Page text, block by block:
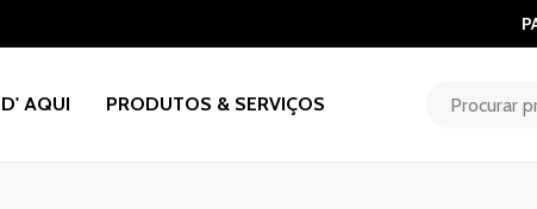
AQUI PRODUTOS & SERVIÇOS